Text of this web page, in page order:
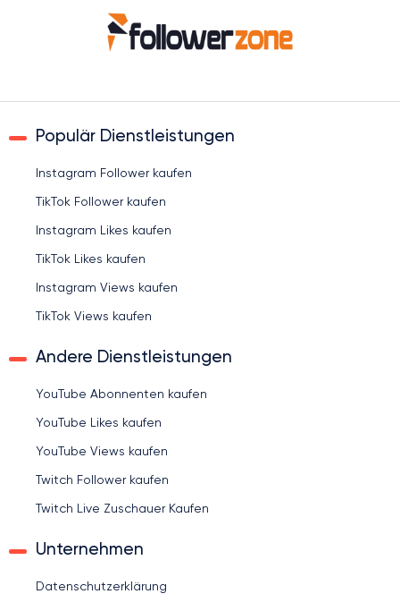
Populär Dienstleistungen
Instagram Follower kaufen
TikTok Follower kaufen
Instagram Likes kaufen
TikTok Likes kaufen
Instagram Views kaufen
TikTok Views kaufen
Andere Dienstleistungen
YouTube Abonnenten kaufen
YouTube Likes kaufen
YouTube Views kaufen
Twitch Follower kaufen
Twitch Live Zuschauer Kaufen
Unternehmen
Datenschutzerklärung